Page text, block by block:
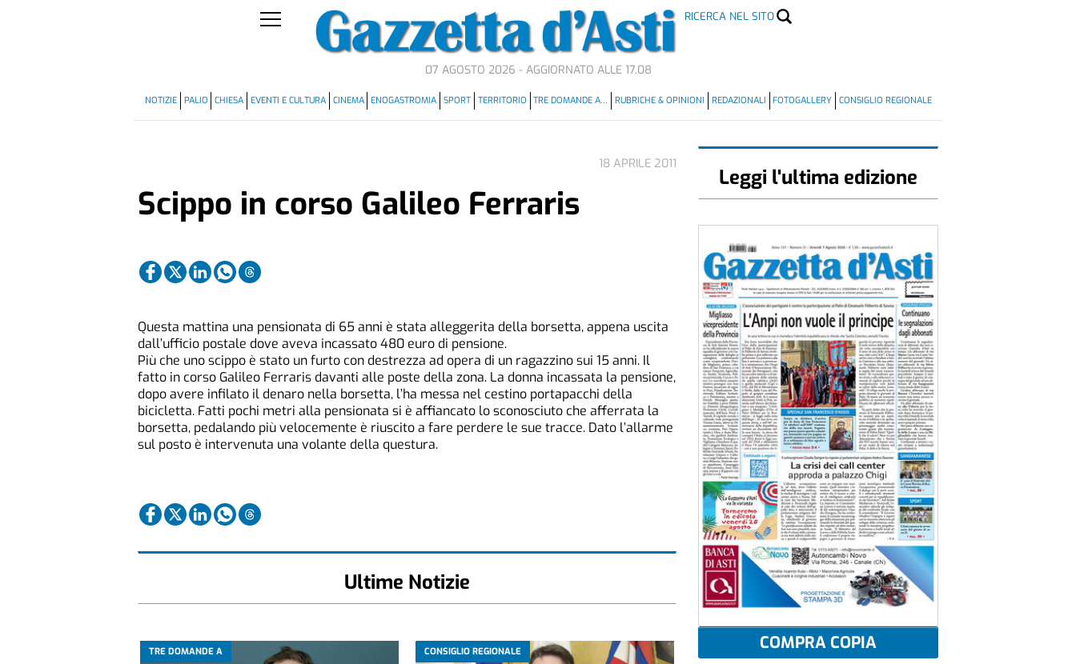
RICERCA NEL SITO
07 AGOSTO 2026 - AGGIORNATO ALLE 17.08
NOTIZIE PALIO CHIESA EVENTI E CULTURA CINEMA ENOGASTROMIA SPORT TERRITORIO TRE DOMANDE A… RUBRICHE & OPINIONI REDAZIONALI FOTOGALLERY CONSIGLIO REGIONALE
18 APRILE 2011
Scippo in corso Galileo Ferraris
Questa mattina una pensionata di 65 anni è stata alleggerita della borsetta, appena uscita
dall’ufficio postale dove aveva incassato 480 euro di pensione.
Più che uno scippo è stato un furto con destrezza ad opera di un ragazzino sui 15 anni. Il
fatto in corso Galileo Ferraris davanti alle poste della zona. La donna incassata la pensione,
dopo avere infilato il denaro nella borsetta, l’ha messa nel cestino portapacchi della
bicicletta. Fatti pochi metri alla pensionata si è affiancato lo sconosciuto che afferrata la
borsetta, pedalando più velocemente è riuscito a fare perdere le sue tracce. Dato l’allarme
sul posto è intervenuta una volante della questura.
Ultime Notizie
TRE DOMANDE A CONSIGLIO REGIONALE
Leggi l'ultima edizione
COMPRA COPIA